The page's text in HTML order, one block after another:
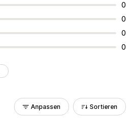
0
0
0
0
Anpassen Sortieren